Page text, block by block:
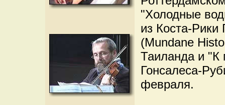
"Холодные
из Коста-Рики
(Mundane
Таиланда и "К
Гонсалеса-
февраля.